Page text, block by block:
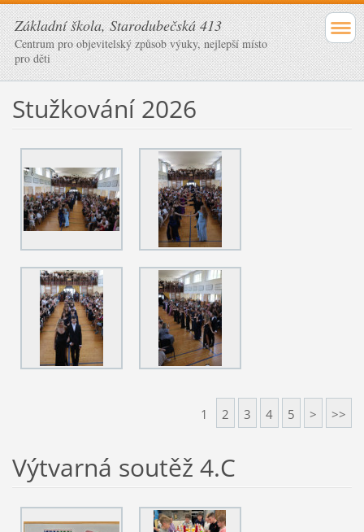
Základní škola, Starodubečská 413
Centrum pro objevitelský způsob výuky, nejlepší místo
pro děti
Stužkování 2026
1 2 3 4 5 > >>
Výtvarná soutěž 4.C